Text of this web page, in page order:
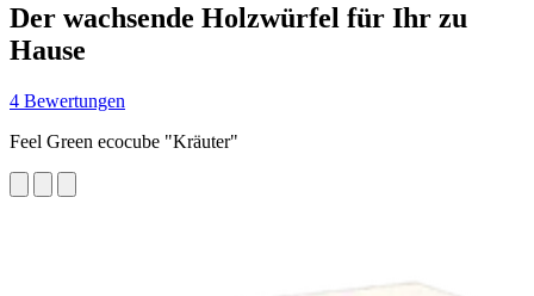
Der wachsende Holzwürfel für Ihr zu
Hause
4 Bewertungen
Feel Green ecocube "Kräuter"